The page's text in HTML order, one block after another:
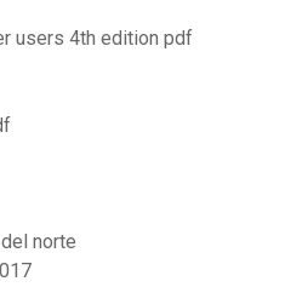
users 4th edition pdf
norte